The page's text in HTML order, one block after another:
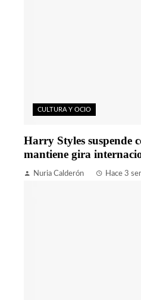
CULTURA Y OCIO
Harry Styles suspende
mantiene gira
Nuria Calderón Hace 3